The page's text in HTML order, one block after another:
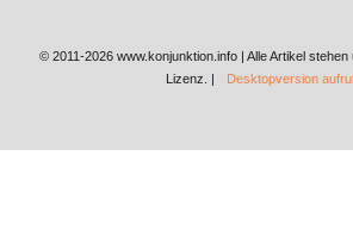
© 2011-2026 www.konjunktion.info | Alle Artikel
Lizenz. |
Desktopversion